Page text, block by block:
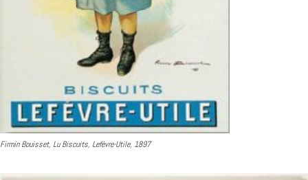
Firmin Bouisset, Lu Biscuits, Lefèvre-Utile, 1897